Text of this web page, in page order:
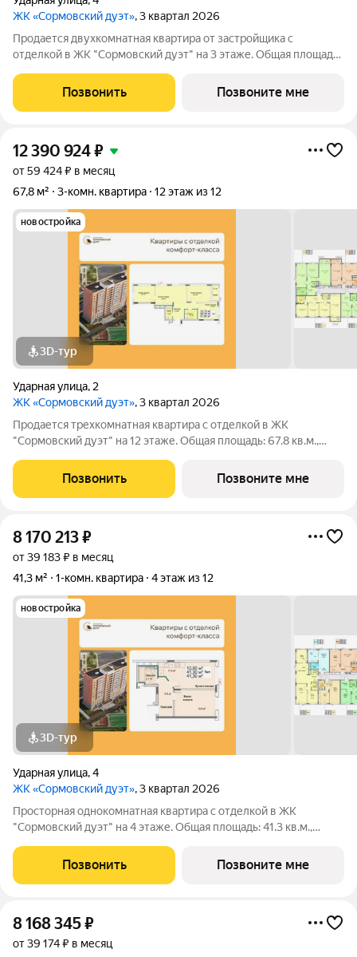
ЖК «Сормовский дуэт», 3 квартал 2026
Продается двухкомнатная квартира от застройщика с
отделкой в ЖК "Сормовский дуэт" на 3 этаже. Общая площадь:
столовой: 19.6 кв.м. Комнаты изолированные, все окна
выходят на одну сторону. В
Позвонить Позвоните мне
12 390 924₽
от 59 424 ₽ в месяц
67,8 м²
3-комн. квартира 12 этаж из 12
новостройка
3D-тур
Ударная улица, 2
ЖК «Сормовский дуэт», 3 квартал 2026
Продается трехкомнатная квартира с отделкой в ЖК
"Сормовский дуэт" на 12 этаже. Общая площадь: 67.8 кв.м.,
кв.м. Квартира угловая, очень светлая, естественная
вентиляция при открытии окон. В
Позвонить Позвоните мне
8 170 213₽
от 39 183 ₽ в месяц
41,3 м²
1-комн. квартира 4 этаж из 12
новостройка
3D-тур
Ударная улица,4
ЖК «Сормовский дуэт», 3 квартал 2026
Просторная однокомнатная квартира с отделкой в ЖК
"Сормовский дуэт" на 4 этаже. Общая площадь: 41.3 кв.м.,
кв.м. Все окна выходят на одну сторону. В квартире один
совмещенный санузел. Высота
Позвонить Позвоните мне
8 168 345₽
от 39 174 ₽ в месяц